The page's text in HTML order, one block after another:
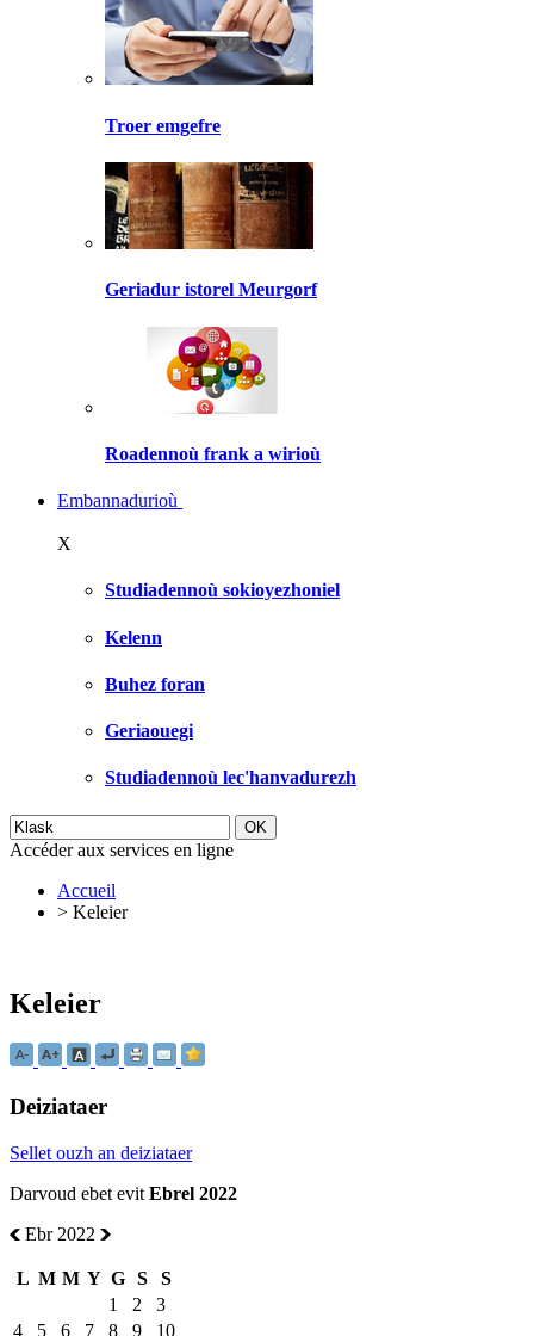
Troer emgefre
Geriadur istorel Meurgorf
Roadennoù frank a wirioù
Embannadurioù
X
Studiadennoù sokioyezhoniel
Kelenn
Buhez foran
Geriaouegi
Studiadennoù lec'hanvadurezh
Accéder aux services en ligne
Accueil
> Keleier
Keleier
Deiziataer
Sellet ouzh an deiziataer
Darvoud ebet evit Ebrel 2022
Ebr 2022
L M M Y G S
S
1
2
3
4
5 6 7 8 9
10